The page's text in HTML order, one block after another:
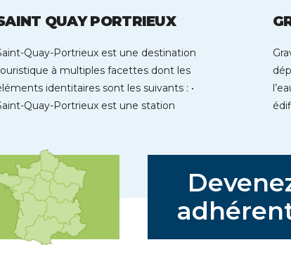
QUAY PORTRIEUX
Quay-Portrieux est une destination
à multiples facettes dont les
identitaires sont les suivants : •
Quay-Portrieux est une station